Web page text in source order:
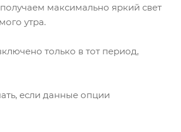
максимально яркий свет
утра.
только в тот период,
если данные опции